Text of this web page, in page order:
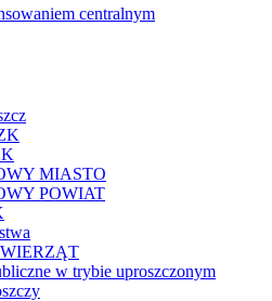
centralnym
MIASTO
POWIAT
w trybie uproszczonym